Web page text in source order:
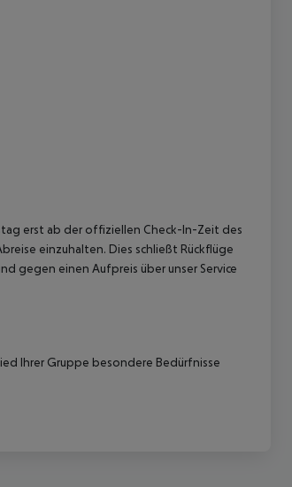
erst ab der offiziellen Check-In-Zeit des
einzuhalten. Dies schließt Rückflüge
gegen einen Aufpreis über unser Service
Ihrer Gruppe besondere Bedürfnisse